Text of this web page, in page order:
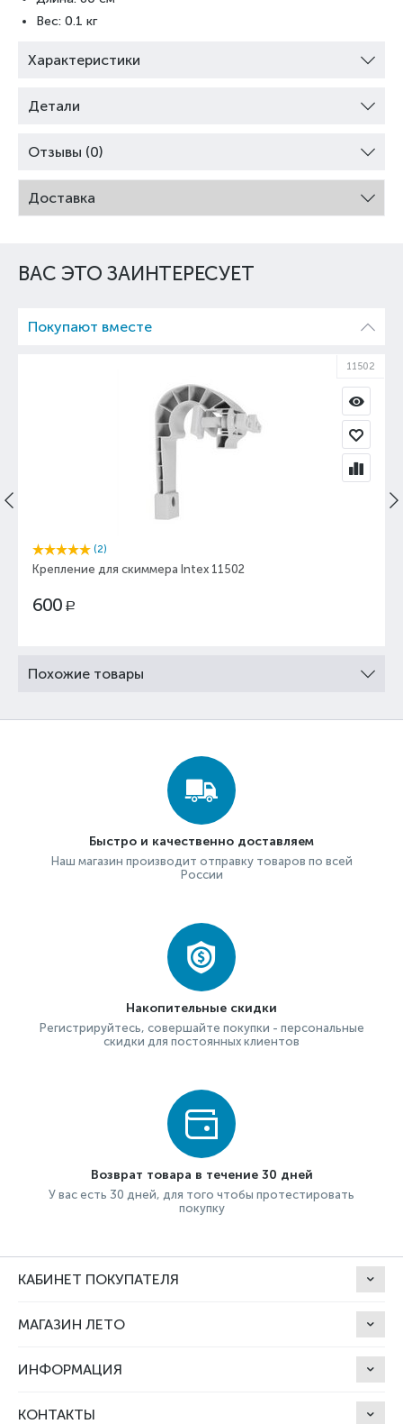
Вес: 0.1 кг
Характеристики
Детали
Отзывы (0)
Доставка
ВАС ЭТО ЗАИНТЕРЕСУЕТ
Покупают вместе
11502
(2)
Крепление для скиммера Intex 11502
600 Р
Похожие товары
Быстро и качественно доставляем
Наш магазин производит отправку товаров по всей
России
Накопительные скидки
Регистрируйтесь, совершайте покупки - персональные
скидки для постоянных клиентов
Возврат товара в течение 30 дней
У вас есть 30 дней, для того чтобы протестировать
покупку
КАБИНЕТ ПОКУПАТЕЛЯ
МАГАЗИН ЛЕТО
ИНФОРМАЦИЯ
КОНТАКТЫ